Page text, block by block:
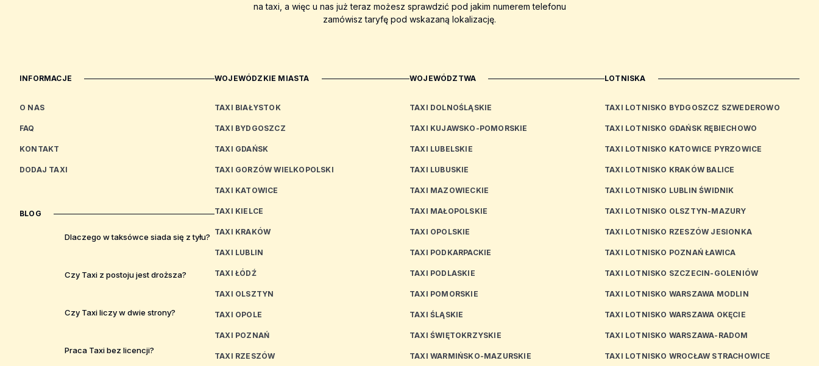
na taxi, a więc u nas już teraz możesz sprawdzić pod jakim numerem telefonu
zamówisz taryfę pod wskazaną lokalizację.
INFORMACJE
O NAS
FAQ
KONTAKT
DODAJ TAXI
BLOG
Dlaczego w taksówce siada się z tyłu?
Czy Taxi z postoju jest droższa?
Czy Taxi liczy w dwie strony?
Praca Taxi bez licencji?
WOJEWÓDZKIE MIASTA
TAXI BIAŁYSTOK
TAXI BYDGOSZCZ
TAXI GDAŃSK
TAXI GORZÓW WIELKOPOLSKI
TAXI KATOWICE
TAXI KIELCE
TAXI KRAKÓW
TAXI LUBLIN
TAXI ŁÓDŹ
TAXI OLSZTYN
TAXI OPOLE
TAXI POZNAŃ
TAXI RZESZÓW
WOJEWÓDZTWA
TAXI DOLNOŚLĄSKIE
TAXI KUJAWSKO-POMORSKIE
TAXI LUBELSKIE
TAXI LUBUSKIE
TAXI MAZOWIECKIE
TAXI MAŁOPOLSKIE
TAXI OPOLSKIE
TAXI PODKARPACKIE
TAXI PODLASKIE
TAXI POMORSKIE
TAXI ŚLĄSKIE
TAXI ŚWIĘTOKRZYSKIE
TAXI WARMIŃSKO-MAZURSKIE
LOTNISKA
TAXI LOTNISKO BYDGOSZCZ SZWEDEROWO
TAXI LOTNISKO GDAŃSK RĘBIECHOWO
TAXI LOTNISKO KATOWICE PYRZOWICE
TAXI LOTNISKO KRAKÓW BALICE
TAXI LOTNISKO LUBLIN ŚWIDNIK
TAXI LOTNISKO OLSZTYN-MAZURY
TAXI LOTNISKO RZESZÓW JESIONKA
TAXI LOTNISKO POZNAŃ ŁAWICA
TAXI LOTNISKO SZCZECIN-GOLENIÓW
TAXI LOTNISKO WARSZAWA MODLIN
TAXI LOTNISKO WARSZAWA OKĘCIE
TAXI LOTNISKO WARSZAWA-RADOM
TAXI LOTNISKO WROCŁAW STRACHOWICE